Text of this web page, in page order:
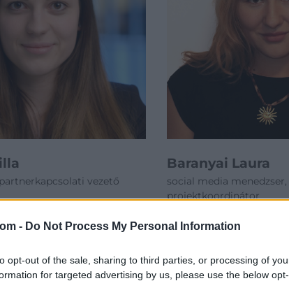
- Do Not Process My Personal Information
opt-out of the sale, sharing to third parties, or processing of
for targeted advertising by us, please use the below
vezető
Baranyai Laura
social media menedzser,
projektkoordinátor